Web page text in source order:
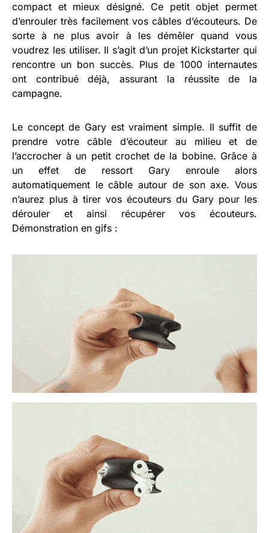
compact et mieux désigné. Ce petit objet permet
d’enrouler très facilement vos câbles d’écouteurs. De
sorte à ne plus avoir à les démêler quand vous
voudrez les utiliser. Il s’agit d’un projet Kickstarter qui
rencontre un bon succès. Plus de 1000 internautes
ont contribué déjà, assurant la réussite de la
campagne.
Le concept de Gary est vraiment simple. Il suffit de
prendre votre câble d’écouteur au milieu et de
l’accrocher à un petit crochet de la bobine. Grâce à
un effet de ressort Gary enroule alors
automatiquement le câble autour de son axe. Vous
n’aurez plus à tirer vos écouteurs du Gary pour les
dérouler et ainsi récupérer vos écouteurs.
Démonstration en gifs :